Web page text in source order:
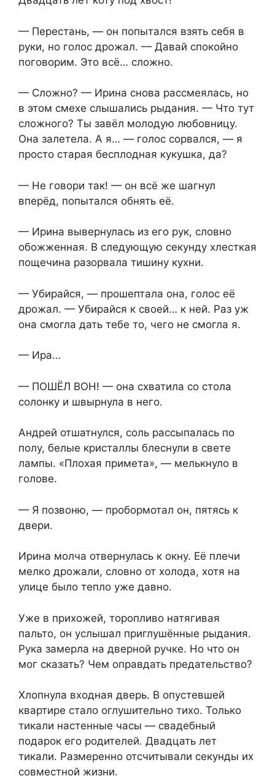
— Перестань, — он попытался взять себя в
руки, но голос дрожал. — Давай спокойно
поговорим. Это всё… сложно.
— Сложно? — Ирина снова рассмеялась, но
в этом смехе слышались рыдания. — Что тут
сложного? Ты завёл молодую любовницу.
Она залетела. А я… — голос сорвался, — я
просто старая бесплодная кукушка, да?
— Не говори так! — он всё же шагнул
вперёд, попытался обнять её.
— Ирина вывернулась из его рук, словно
обожженная. В следующую секунду хлесткая
пощечина разорвала тишину кухни.
— Убирайся, — прошептала она, голос её
дрожал. — Убирайся к своей… к ней. Раз уж
она смогла дать тебе то, чего не смогла я.
— Ира…
— ПОШЁЛ ВОН! — она схватила со стола
солонку и швырнула в него.
Андрей отшатнулся, соль рассыпалась по
полу, белые кристаллы блеснули в свете
лампы. «Плохая примета», — мелькнуло в
голове.
— Я позвоню, — пробормотал он, пятясь к
двери.
Ирина молча отвернулась к окну. Её плечи
мелко дрожали, словно от холода, хотя на
улице было тепло уже давно.
Уже в прихожей, торопливо натягивая
пальто, он услышал приглушённые рыдания.
Рука замерла на дверной ручке. Но что он
мог сказать? Чем оправдать предательство?
Хлопнула входная дверь. В опустевшей
квартире стало оглушительно тихо. Только
тикали настенные часы — свадебный
подарок его родителей. Двадцать лет
тикали. Размеренно отсчитывали секунды их
совместной жизни.